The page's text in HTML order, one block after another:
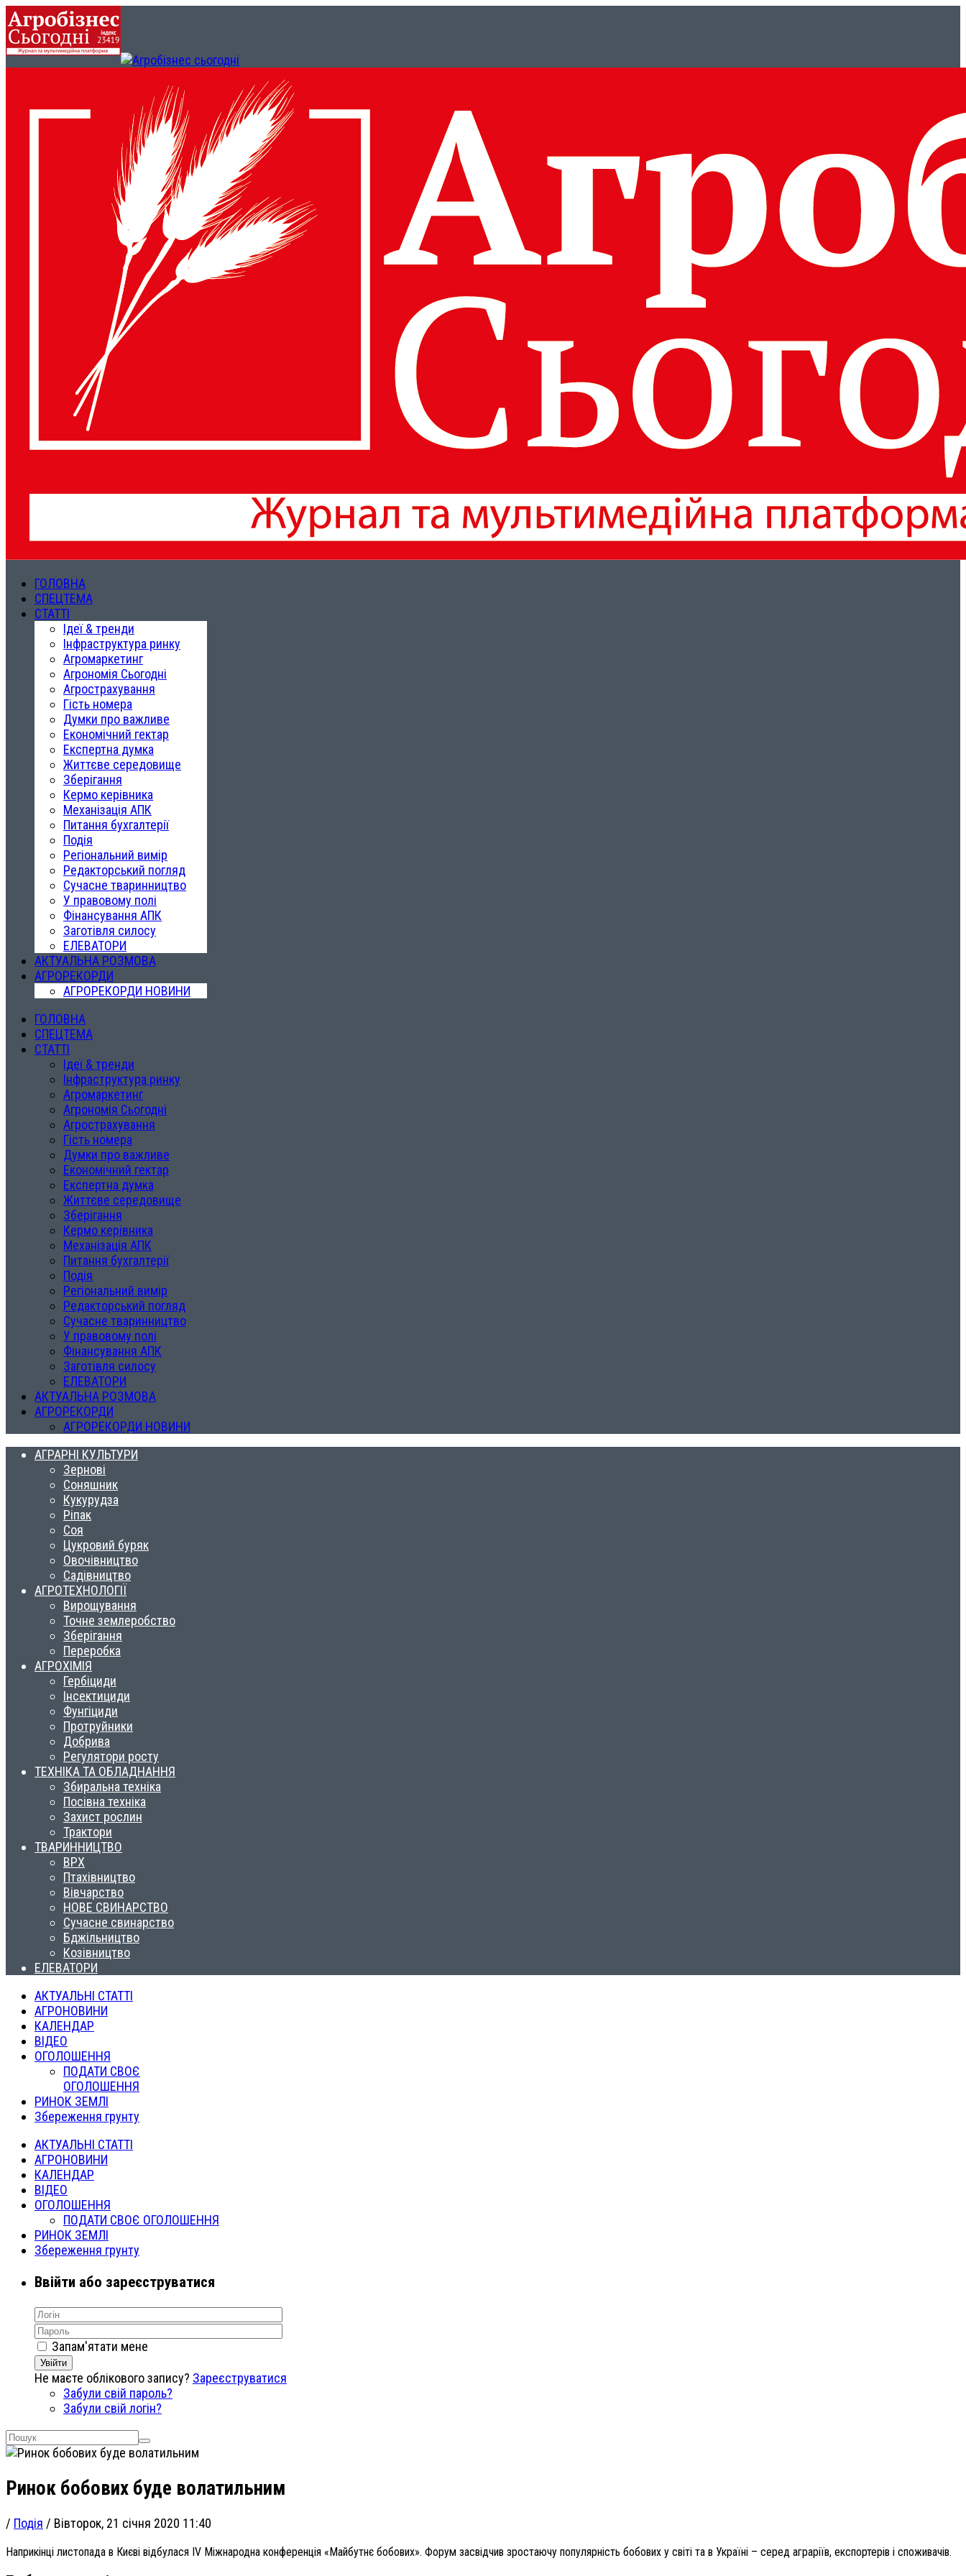
ГОЛОВНА
СПЕЦТЕМА
СТАТТІ
Ідеї & тренди
Інфраструктура ринку
Агромаркетинг
Агрономія Сьогодні
Агрострахування
Гість номера
Думки про важливе
Економічний гектар
Експертна думка
Життєве середовище
Зберігання
Кермо керівника
Механізація АПК
Питання бухгалтерії
Подія
Регіональний вимір
Редакторський погляд
Сучасне тваринництво
У правовому полі
Фінансування АПК
Заготівля силосу
ЕЛЕВАТОРИ
АКТУАЛЬНА РОЗМОВА
АГРОРЕКОРДИ
АГРОРЕКОРДИ НОВИНИ
ГОЛОВНА
СПЕЦТЕМА
СТАТТІ
Ідеї & тренди
Інфраструктура ринку
Агромаркетинг
Агрономія Сьогодні
Агрострахування
Гість номера
Думки про важливе
Економічний гектар
Експертна думка
Життєве середовище
Зберігання
Кермо керівника
Механізація АПК
Питання бухгалтерії
Подія
Регіональний вимір
Редакторський погляд
Сучасне тваринництво
У правовому полі
Фінансування АПК
Заготівля силосу
ЕЛЕВАТОРИ
АКТУАЛЬНА РОЗМОВА
АГРОРЕКОРДИ
АГРОРЕКОРДИ НОВИНИ
АГРАРНІ КУЛЬТУРИ
Зернові
Соняшник
Кукурудза
Ріпак
Соя
Цукровий буряк
Овочівництво
Садівництво
АГРОТЕХНОЛОГІЇ
Вирощування
Точне землеробство
Зберігання
Переробка
АГРОХІМІЯ
Гербіциди
Інсектициди
Фунгіциди
Протруйники
Добрива
Регулятори росту
ТЕХНІКА ТА ОБЛАДНАННЯ
Збиральна техніка
Посівна техніка
Захист рослин
Трактори
ТВАРИННИЦТВО
ВРХ
Птахівництво
Вівчарство
НОВЕ СВИНАРСТВО
Сучасне свинарство
Бджільництво
Козівництво
ЕЛЕВАТОРИ
АКТУАЛЬНІ СТАТТІ
АГРОНОВИНИ
КАЛЕНДАР
ВІДЕО
ОГОЛОШЕННЯ
ПОДАТИ СВОЄ
ОГОЛОШЕННЯ
РИНОК ЗЕМЛІ
Збереження грунту
АКТУАЛЬНІ СТАТТІ
АГРОНОВИНИ
КАЛЕНДАР
ВІДЕО
ОГОЛОШЕННЯ
ПОДАТИ СВОЄ ОГОЛОШЕННЯ
РИНОК ЗЕМЛІ
Збереження грунту
Ввійти або зареєструватися
Запам'ятати мене
Увійти
Не маєте облікового запису? Зареєструватися
Забули свій пароль?
Забули свій логін?
Ринок бобових буде волатильним
/ Подія / Вівторок, 21 січня 2020 11:40
Наприкінці листопада в Києві відбулася IV Міжнародна конференція «Майбутнє бобових». Форум засвідчив зростаючу популярність бобових у світі та в Україні – серед аграріїв, експортерів і споживачів.